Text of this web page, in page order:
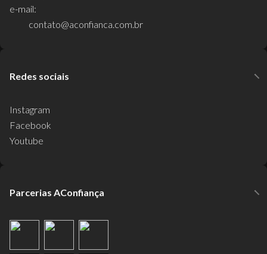
e-mail:
contato@aconfianca.com.br
Redes sociais
Instagram
Facebook
Youtube
Parcerias AConfiança